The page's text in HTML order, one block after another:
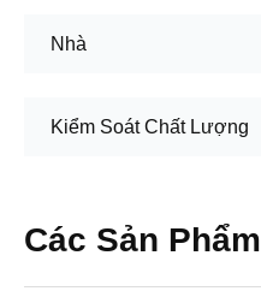
Nhà
Kiểm Soát Chất Lượng
Các Sản Phẩm